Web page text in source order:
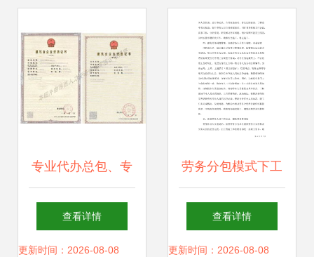
专业代办总包、专
业承包与劳务分包
资质全解析 一站式
查看详情
更新时间：2026-08-08
劳务分包模式下工
程项目劳务管理控
制措施
查看详情
更新时间：2026-08-08